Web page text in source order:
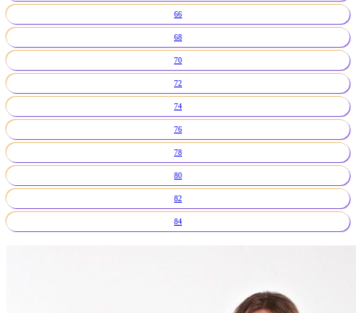
66
68
70
72
74
76
78
80
82
84